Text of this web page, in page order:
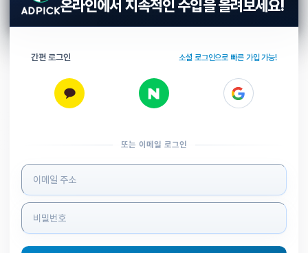
온라인에서 지속적인 수입을 올려보세요!
간편 로그인 소셜 로그인으로 빠른 가입 가능!
또는 이메일 로그인
로그인 정보 입력